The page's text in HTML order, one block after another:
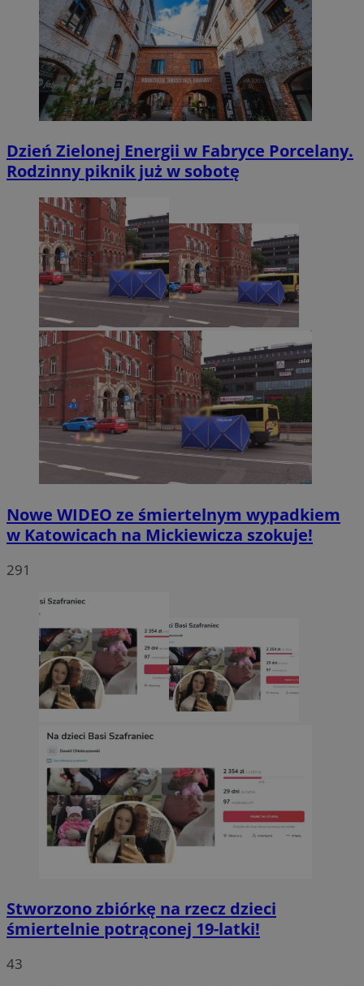
Dzień Zielonej Energii w Fabryce Porcelany.
Rodzinny piknik już w sobotę
Nowe WIDEO ze śmiertelnym wypadkiem
w Katowicach na Mickiewicza szokuje!
291
Stworzono zbiórkę na rzecz dzieci
śmiertelnie potrąconej 19-latki!
43